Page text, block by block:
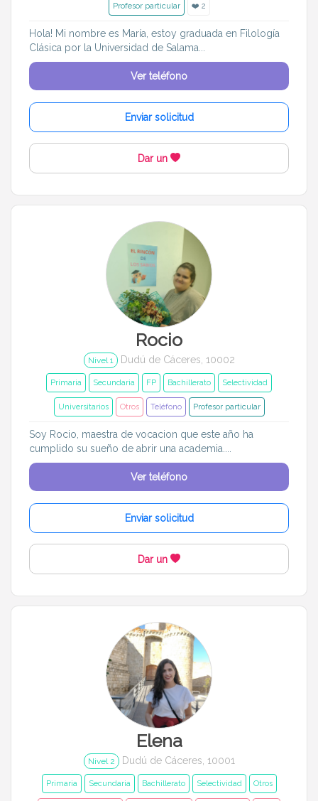
Profesor particular ❤️ 2
Hola! Mi nombre es María, estoy graduada en Filología
Clásica por la Universidad de Salama...
Ver teléfono
Enviar solicitud
Dar un
Rocio
Nivel 1 Dudú de Cáceres, 10002
Primaria Secundaria FP Bachillerato Selectividad
Universitarios Otros Teléfono Profesor particular
Soy Rocio, maestra de vocacion que este año ha
cumplido su sueño de abrir una academia....
Ver teléfono
Enviar solicitud
Dar un
Elena
Nivel 2 Dudú de Cáceres, 10001
Primaria Secundaria Bachillerato Selectividad Otros